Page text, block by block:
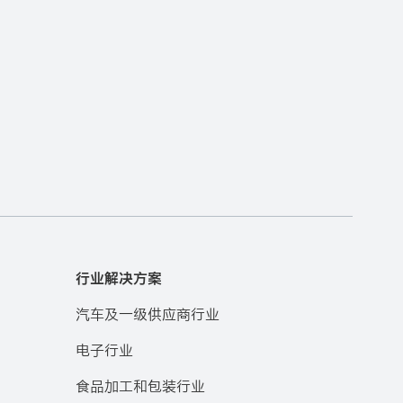
行业解决方案
汽车及一级供应商行业
电子行业
食品加工和包装行业